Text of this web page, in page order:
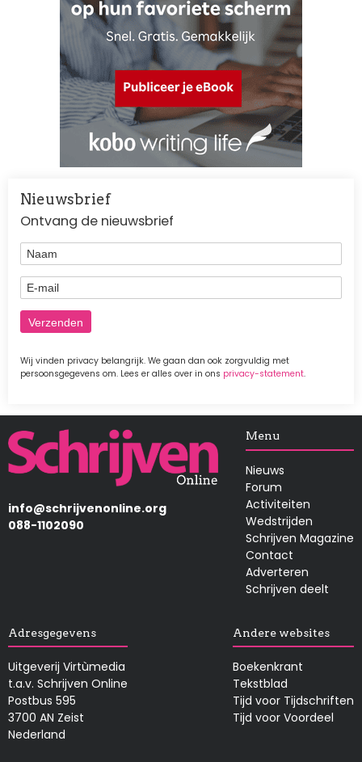
Nieuwsbrief
Ontvang de nieuwsbrief
Naam
E-mail
Wij vinden privacy belangrijk. We gaan dan ook zorgvuldig met
persoonsgegevens om. Lees er alles over in ons privacy-statement.
Afbeelding
info@schrijvenonline.org
088-1102090
Menu
Nieuws
Forum
Activiteiten
Wedstrijden
Schrijven Magazine
Contact
Adverteren
Schrijven deelt
Adresgegevens
Uitgeverij Virtùmedia
t.a.v. Schrijven Online
Postbus 595
3700 AN Zeist
Nederland
Andere websites
Boekenkrant
Tekstblad
Tijd voor Tijdschriften
Tijd voor Voordeel